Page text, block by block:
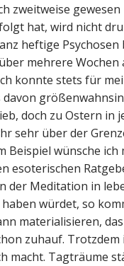
zweitweise
hat, wird nicht
heftige
mehrere
konnte stets für
doch zu Ostern in
sehr über der
Beispiel wünsche
esoterischen
der Meditation in
würdet, so
materialisieren,
zuhauf.
macht. Tagträume